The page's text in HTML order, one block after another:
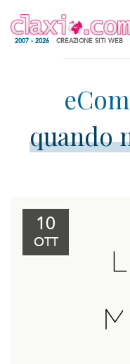
2007 - 2026 CREAZIONE SITI WEB
quando
10
OTT